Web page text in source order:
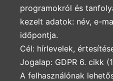
programokról és
kezelt adatok: név, e-
időpontja.
Cél: hírlevelek,
Jogalap: GDPR 6. cikk
A felhasználónak